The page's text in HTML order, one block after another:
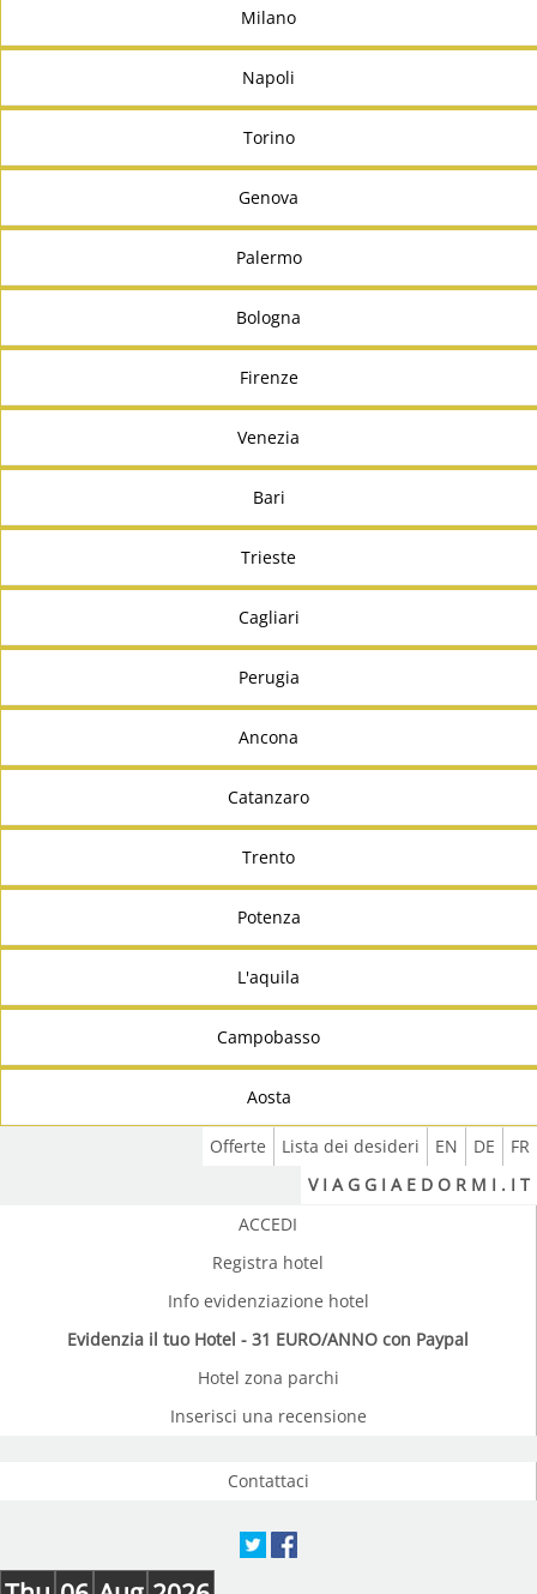
Milano
Napoli
Torino
Genova
Palermo
Bologna
Firenze
Venezia
Bari
Trieste
Cagliari
Perugia
Ancona
Catanzaro
Trento
Potenza
L'aquila
Campobasso
Aosta
FR
DE
EN
Lista dei desideri
Offerte
V I A G G I A E D O R M I . I T
ACCEDI
Registra hotel
Info evidenziazione hotel
Evidenzia il tuo Hotel - 31 EURO/ANNO con Paypal
Hotel zona parchi
Inserisci una recensione
Contattaci